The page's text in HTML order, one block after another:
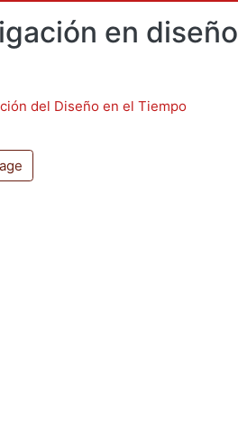
en diseño
del Diseño en el Tiempo